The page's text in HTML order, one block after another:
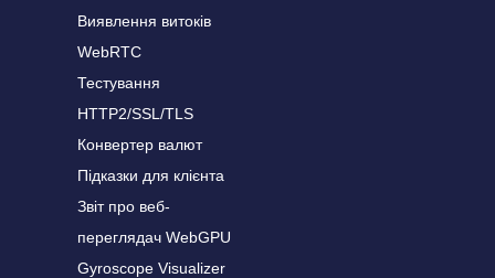
Виявлення витоків
WebRTC
Тестування
HTTP2/SSL/TLS
Конвертер валют
Підказки для клієнта
Звіт про веб-
переглядач WebGPU
Gyroscope Visualizer